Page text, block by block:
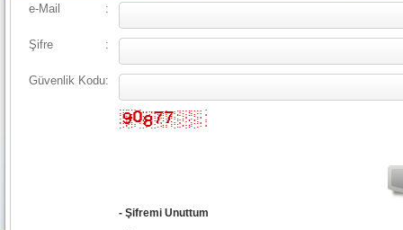
e-Mail :
Şifre :
Güvenlik Kodu:
- Şifremi Unuttum